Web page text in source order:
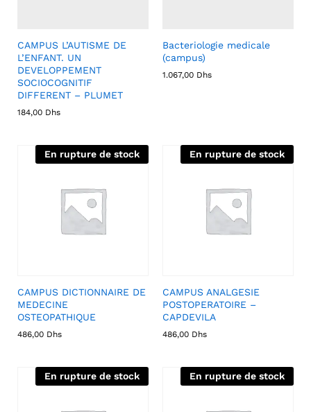
CAMPUS L’AUTISME DE
L’ENFANT. UN
DEVELOPPEMENT
SOCIOCOGNITIF
DIFFERENT – PLUMET
184,00 Dhs
Bacteriologie medicale
(campus)
1.067,00 Dhs
En rupture de stock
CAMPUS DICTIONNAIRE DE
MEDECINE
OSTEOPATHIQUE
486,00 Dhs
En rupture de stock
CAMPUS ANALGESIE
POSTOPERATOIRE –
CAPDEVILA
486,00 Dhs
En rupture de stock En rupture de stock